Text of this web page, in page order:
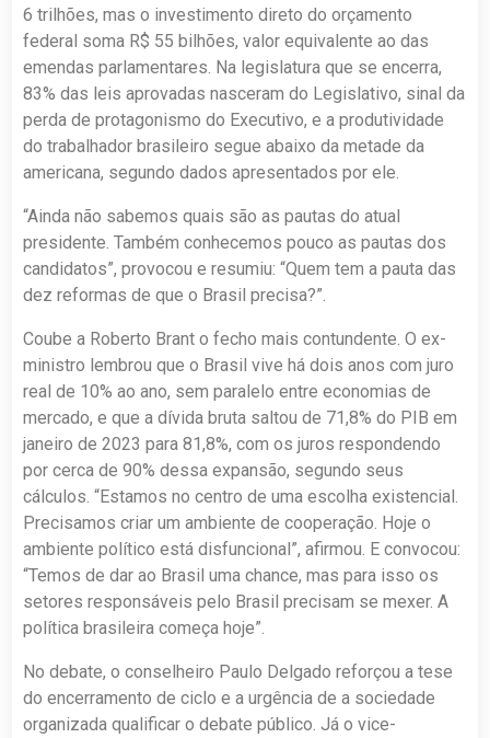
6 trilhões, mas o investimento direto do orçamento
federal soma R$ 55 bilhões, valor equivalente ao das
emendas parlamentares. Na legislatura que se encerra,
83% das leis aprovadas nasceram do Legislativo, sinal da
perda de protagonismo do Executivo, e a produtividade
do trabalhador brasileiro segue abaixo da metade da
americana, segundo dados apresentados por ele.
“Ainda não sabemos quais são as pautas do atual
presidente. Também conhecemos pouco as pautas dos
candidatos”, provocou e resumiu: “Quem tem a pauta das
dez reformas de que o Brasil precisa?”.
Coube a Roberto Brant o fecho mais contundente. O ex-
ministro lembrou que o Brasil vive há dois anos com juro
real de 10% ao ano, sem paralelo entre economias de
mercado, e que a dívida bruta saltou de 71,8% do PIB em
janeiro de 2023 para 81,8%, com os juros respondendo
por cerca de 90% dessa expansão, segundo seus
cálculos. “Estamos no centro de uma escolha existencial.
Precisamos criar um ambiente de cooperação. Hoje o
ambiente político está disfuncional”, afirmou. E convocou:
“Temos de dar ao Brasil uma chance, mas para isso os
setores responsáveis pelo Brasil precisam se mexer. A
política brasileira começa hoje”.
No debate, o conselheiro Paulo Delgado reforçou a tese
do encerramento de ciclo e a urgência de a sociedade
organizada qualificar o debate público. Já o vice-